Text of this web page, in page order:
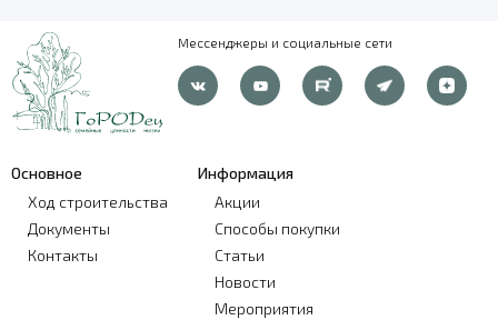
Мессенджеры и социальные сети
Основное
Ход строительства
Документы
Контакты
Информация
Акции
Способы покупки
Статьи
Новости
Мероприятия